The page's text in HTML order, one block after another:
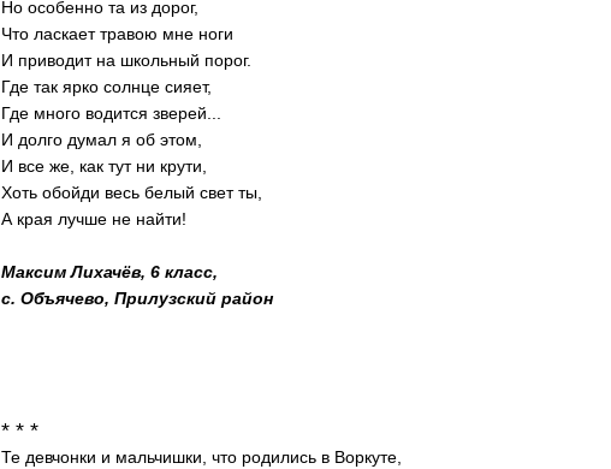
Но особенно та из дорог,
Что ласкает травою мне ноги
И приводит на школьный порог.
Где так ярко солнце сияет,
Где много водится зверей...
И долго думал я об этом,
И все же, как тут ни крути,
Хоть обойди весь белый свет ты,
А края лучше не найти!
Максим Лихачёв, 6 класс,
с. Объячево, Прилузский район
* * *
Те девчонки и мальчишки, что родились в Воркуте,